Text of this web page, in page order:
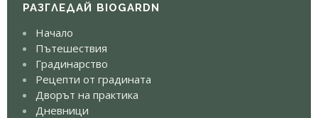
РАЗГЛЕДАЙ BIOGARDN
Начало
Пътешествия
Градинарство
Рецепти от градината
Дворът на практика
Дневници